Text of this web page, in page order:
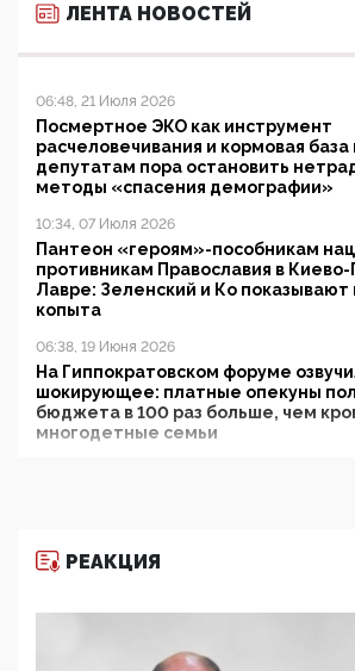
ЛЕНТА НОВОСТЕЙ
06:48, 21 Июля 2026
Посмертное ЭКО как инструмент
расчеловечивания и кормовая
депутатам пора остановить
методы «спасения демографии»
10:34, 07 Июля 2026
Пантеон «героям»-пособникам
противникам Православия в
Лавре: Зеленский и Ко показывают
копыта
06:38, 19 Июня 2026
На Гиппократовском форуме
шокирующее: платные опекуны
бюджета в 100 раз больше, чем
многодетные семьи
11:53, 09 Июня 2026
деятельность ИИТО ЮНЕСКО в
цифроглобалисты продолжают
повестку в образовании
РЕАКЦИЯ